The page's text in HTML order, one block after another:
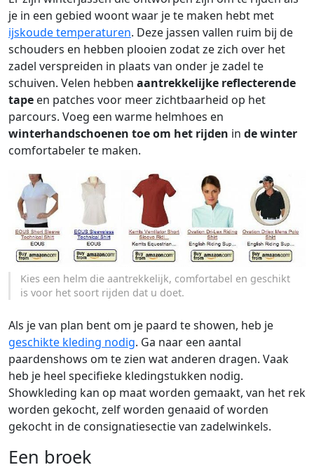
je in een gebied woont waar je te maken hebt met
ijskoude temperaturen. Deze jassen vallen ruim bij de
schouders en hebben plooien zodat ze zich over het
zadel verspreiden in plaats van onder je zadel te
schuiven. Velen hebben aantrekkelijke reflecterende
tape en patches voor meer zichtbaarheid op het
parcours. Voeg een warme helmhoes en
winterhandschoenen toe om het rijden in de winter
comfortabeler te maken.
Kies een helm die aantrekkelijk, comfortabel en geschikt
is voor het soort rijden dat u doet.
Als je van plan bent om je paard te showen, heb je
geschikte kleding nodig. Ga naar een aantal
paardenshows om te zien wat anderen dragen. Vaak
heb je heel specifieke kledingstukken nodig.
Showkleding kan op maat worden gemaakt, van het rek
worden gekocht, zelf worden genaaid of worden
gekocht in de consignatiesectie van zadelwinkels.
Een broek